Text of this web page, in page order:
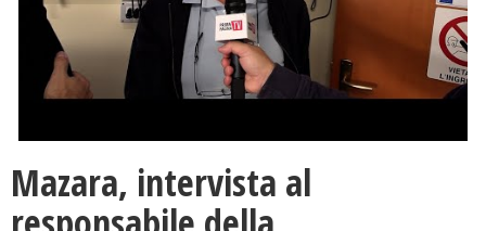
Mazara, intervista al